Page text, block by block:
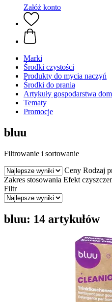
Załóż konto
Marki
Środki czystości
Produkty do mycia naczyń
Środki do prania
Artykuły gospodarstwa
Tematy
Promocje
bluu
Filtrowanie i sortowanie
Ceny Rodzaj
Zakres stosowania Efekt
Filtr
bluu: 14 artykułów